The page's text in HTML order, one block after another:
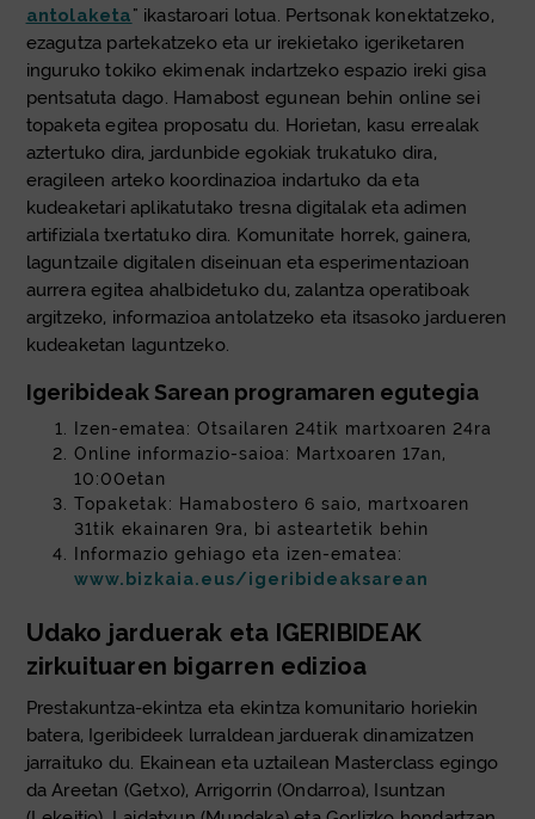
antolaketa" ikastaroari lotua. Pertsonak konektatzeko,
ezagutza partekatzeko eta ur irekietako igeriketaren
inguruko tokiko ekimenak indartzeko espazio ireki gisa
pentsatuta dago. Hamabost egunean behin online sei
topaketa egitea proposatu du. Horietan, kasu errealak
aztertuko dira, jardunbide egokiak trukatuko dira,
eragileen arteko koordinazioa indartuko da eta
kudeaketari aplikatutako tresna digitalak eta adimen
artifiziala txertatuko dira. Komunitate horrek, gainera,
laguntzaile digitalen diseinuan eta esperimentazioan
aurrera egitea ahalbidetuko du, zalantza operatiboak
argitzeko, informazioa antolatzeko eta itsasoko jardueren
kudeaketan laguntzeko.
Igeribideak Sarean programaren egutegia
Izen-ematea: Otsailaren 24tik martxoaren 24ra
Online informazio-saioa: Martxoaren 17an,
10:00etan
Topaketak: Hamabostero 6 saio, martxoaren
31tik ekainaren 9ra, bi asteartetik behin
Informazio gehiago eta izen-ematea:
www.bizkaia.eus/igeribideaksarean
Udako jarduerak eta IGERIBIDEAK
zirkuituaren bigarren edizioa
Prestakuntza-ekintza eta ekintza komunitario horiekin
batera, Igeribideek lurraldean jarduerak dinamizatzen
jarraituko du. Ekainean eta uztailean Masterclass egingo
da Areetan (Getxo), Arrigorrin (Ondarroa), Isuntzan